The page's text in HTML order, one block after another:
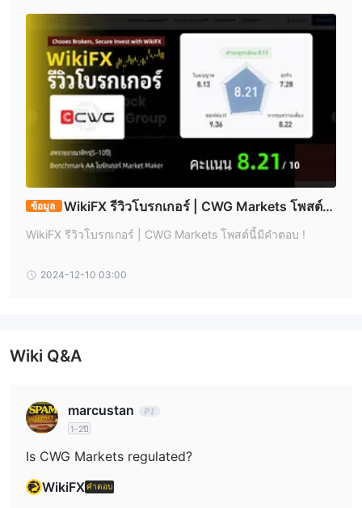
ข้อมูล
WikiFX รีวิวโบรกเกอร์ | CWG Markets โพสต์นี้
มีคำตอบ !
WikiFX รีวิวโบรกเกอร์ | CWG Markets โพสต์นี้มีคำตอบ !
2024-12-10 03:00
Wiki Q&A
marcustan
1-2ปี
Is CWG Markets regulated?
WikiFXคำตอบ